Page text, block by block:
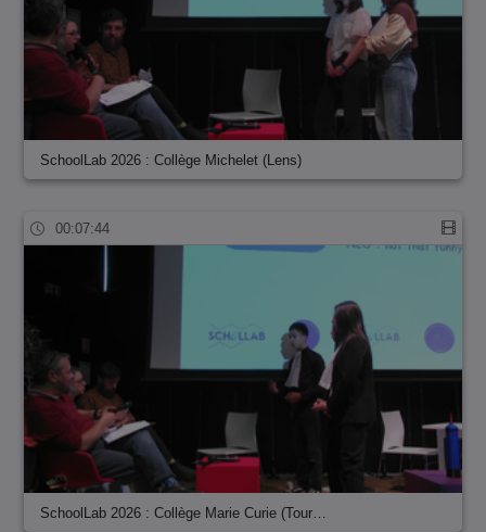
SchoolLab 2026 : Collège Michelet (Lens)
00:07:44
SchoolLab 2026 : Collège Marie Curie (Tour…